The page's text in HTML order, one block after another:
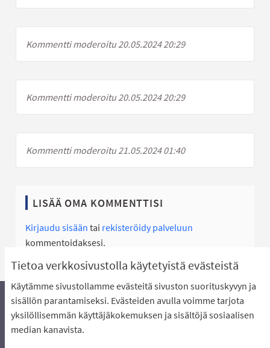
Tietoa verkkosivustolla käytetyistä evästeistä
Käytämme sivustollamme evästeitä sivuston suorituskyvyn ja
sisällön parantamiseksi. Evästeiden avulla voimme tarjota
yksilöllisemmän käyttäjäkokemuksen ja sisältöjä sosiaalisen
median kanavista.
Kommentti moderoitu 20.05.2024 20:29
Kommentti moderoitu 20.05.2024 20:29
Kommentti moderoitu 21.05.2024 01:40
LISÄÄ OMA KOMMENTTISI
Kirjaudu sisään tai rekisteröidy palveluun
kommentoidaksesi.
Äänestyksen pikaohjeet
Usein kysytyt kysymykset
Näin äänestät Asukasbudjetissa